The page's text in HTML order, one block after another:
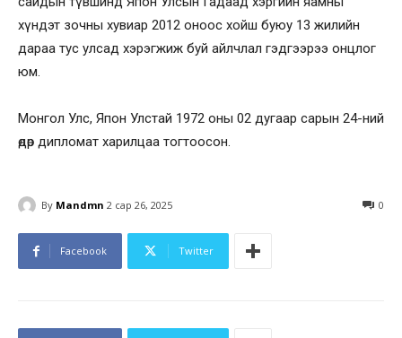
хүндэт зочны хувиар 2012 оноос хойш буюу 13 жилийн
дараа тус улсад хэрэгжиж буй айлчлал гэдгээрээ онцлог
юм.
Монгол Улс, Япон Улстай 1972 оны 02 дугаар сарын 24-ний
өдөр дипломат харилцаа тогтоосон.
By Mandmn 2 сар 26, 2025 0
Facebook Twitter